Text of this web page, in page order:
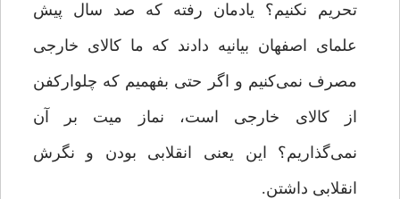
تحریم نکنیم؟ یادمان رفته که صد سال پیش
علمای اصفهان بیانیه دادند که ما کالای خارجی
مصرف نمی‌کنیم و اگر حتی بفهمیم که چلوارکفن
از کالای خارجی است، نماز میت بر آن
نمی‌گذاریم؟ این یعنی انقلابی بودن و نگرش
انقلابی داشتن.